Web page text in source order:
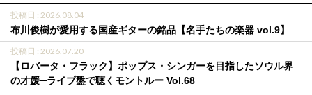
投稿日 : 2026.08.04
布川俊樹が愛用する国産ギターの銘品【名手たちの楽器 vol.9】
投稿日 : 2026.07.20
【ロバータ・フラック】ポップス・シンガーを目指したソウル界
の才媛─ライブ盤で聴くモントルー Vol.68